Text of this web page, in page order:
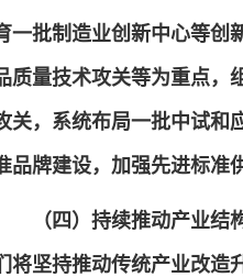
一批制造业创新中心等创
质量技术攻关等为重点，
关，系统布局一批中试和
品牌建设，加强先进标准
（四）持续推动产业
将坚持推动传统产业改造